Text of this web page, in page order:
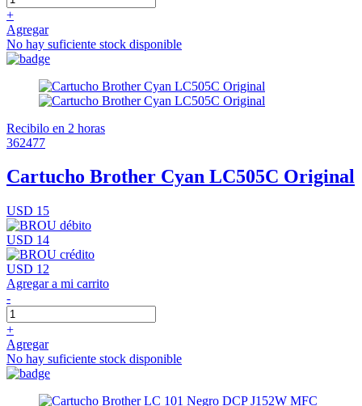
+
Agregar
No hay suficiente stock disponible
Recibilo en 2 horas
362477
Cartucho Brother Cyan LC505C Original
USD 15
USD 14
USD 12
Agregar a mi carrito
-
+
Agregar
No hay suficiente stock disponible